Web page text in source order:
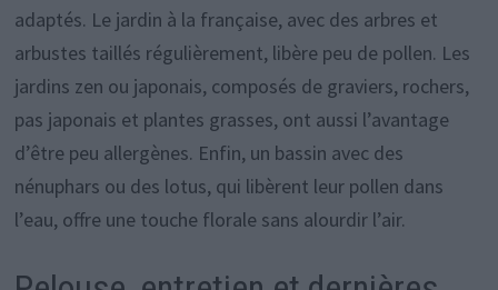
adaptés. Le jardin à la française, avec des arbres et
arbustes taillés régulièrement, libère peu de pollen. Les
jardins zen ou japonais, composés de graviers, rochers,
pas japonais et plantes grasses, ont aussi l’avantage
d’être peu allergènes. Enfin, un bassin avec des
nénuphars ou des lotus, qui libèrent leur pollen dans
l’eau, offre une touche florale sans alourdir l’air.